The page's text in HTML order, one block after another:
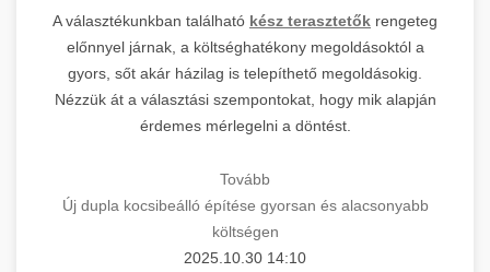
A választékunkban található kész terasztetők rengeteg
előnnyel járnak, a költséghatékony megoldásoktól a
gyors, sőt akár házilag is telepíthető megoldásokig.
Nézzük át a választási szempontokat, hogy mik alapján
érdemes mérlegelni a döntést.
Tovább
Új dupla kocsibeálló építése gyorsan és alacsonyabb
költségen
2025.10.30 14:10